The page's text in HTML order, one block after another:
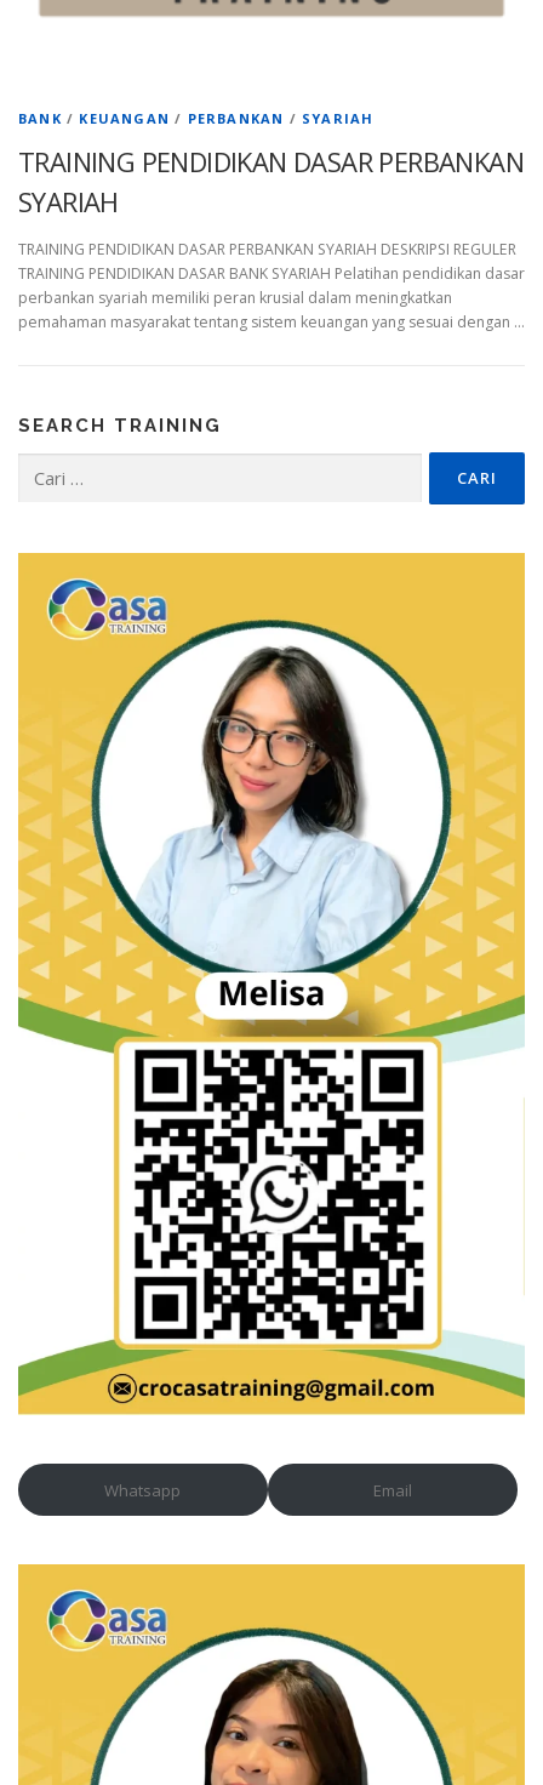
BANK / KEUANGAN / PERBANKAN / SYARIAH
TRAINING PENDIDIKAN DASAR PERBANKAN
SYARIAH
TRAINING PENDIDIKAN DASAR PERBANKAN SYARIAH DESKRIPSI REGULER
TRAINING PENDIDIKAN DASAR BANK SYARIAH Pelatihan pendidikan dasar
perbankan syariah memiliki peran krusial dalam meningkatkan
pemahaman masyarakat tentang sistem keuangan yang sesuai dengan …
SEARCH TRAINING
untuk:
Whatsapp Email